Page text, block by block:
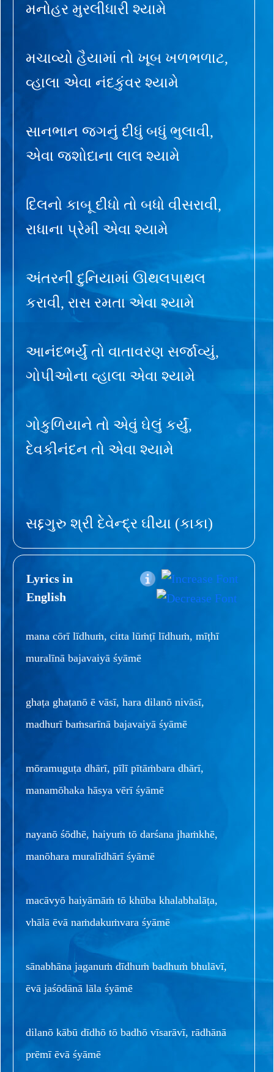
મનોહર મુરલીધારી શ્યામે
મચાવ્યો હૈયામાં તો ખૂબ ખળભળાટ,
વ્હાલા એવા નંદકુંવર શ્યામે
સાનભાન જગનું દીધું બધું ભુલાવી,
એવા જશોદાના લાલ શ્યામે
દિલનો કાબૂ દીધો તો બધો વીસરાવી,
રાધાના પ્રેમી એવા શ્યામે
અંતરની દુનિયામાં ઊથલપાથલ
કરાવી, રાસ રમતા એવા શ્યામે
આનંદભર્યું તો વાતાવરણ સર્જાવ્યું,
ગોપીઓના વ્હાલા એવા શ્યામે
ગોકુળિયાને તો એવું ઘેલું કર્યું,
દેવકીનંદન તો એવા શ્યામે
સદ્દગુરુ શ્રી દેવેન્દ્ર ઘીયા (કાકા)
Lyrics in
English
mana cōrī līdhuṁ, citta lūṁṭī līdhuṁ, mīṭhī
muralīnā bajavaiyā śyāmē
ghaṭa ghaṭanō ē vāsī, hara dilanō nivāsī,
madhurī baṁsarīnā bajavaiyā śyāmē
mōramuguṭa dhārī, pīlī pītāṁbara dhārī,
manamōhaka hāsya vērī śyāmē
nayanō śōdhē, haiyuṁ tō darśana jhaṁkhē,
manōhara muralīdhārī śyāmē
macāvyō haiyāmāṁ tō khūba khalabhalāṭa,
vhālā ēvā naṁdakuṁvara śyāmē
sānabhāna jaganuṁ dīdhuṁ badhuṁ bhulāvī,
ēvā jaśōdānā lāla śyāmē
dilanō kābū dīdhō tō badhō vīsarāvī, rādhānā
prēmī ēvā śyāmē